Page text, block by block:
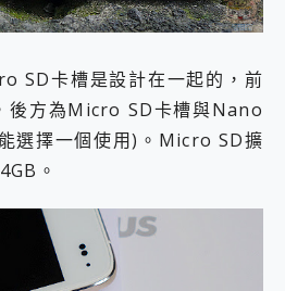
SD卡槽是設計在一起的，前
後方為Micro SD卡槽與Nano
選擇一個使用)。Micro SD擴
。